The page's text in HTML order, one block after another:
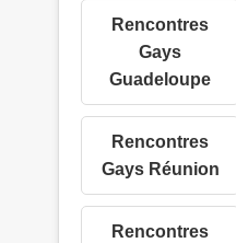
Rencontres
Gays
Guadeloupe
Rencontres
Gays Réunion
Rencontres